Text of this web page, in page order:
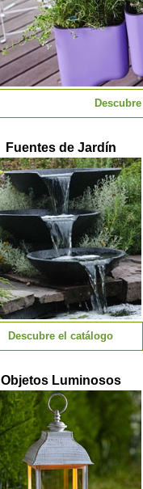
Fuentes de Jardín
Descubre el catálogo
Objetos Luminosos